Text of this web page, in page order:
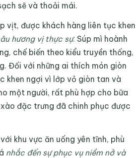
sẽ và thoải mái.
vịt, được khách hàng liên tục khen
hương vị thực sự. Súp mì hoành
chế biến theo kiểu truyền thống,
Đối với những ai thích món giòn
khen ngợi vì lớp vỏ giòn tan và
một người, rất phù hợp cho bữa
đặc trưng đã chinh phục được
khu vực ăn uống yên tĩnh, phù
nhắc đến sự phục vụ niềm nở và